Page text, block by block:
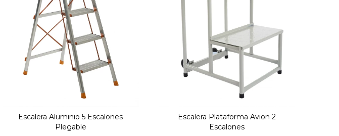
Escalera Aluminio 5 Escalones
Plegable
Escalera Plataforma Avion 2
Escalones